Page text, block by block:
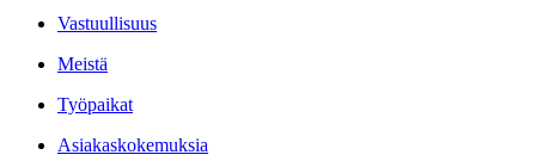
Vastuullisuus
Meistä
Työpaikat
Asiakaskokemuksia